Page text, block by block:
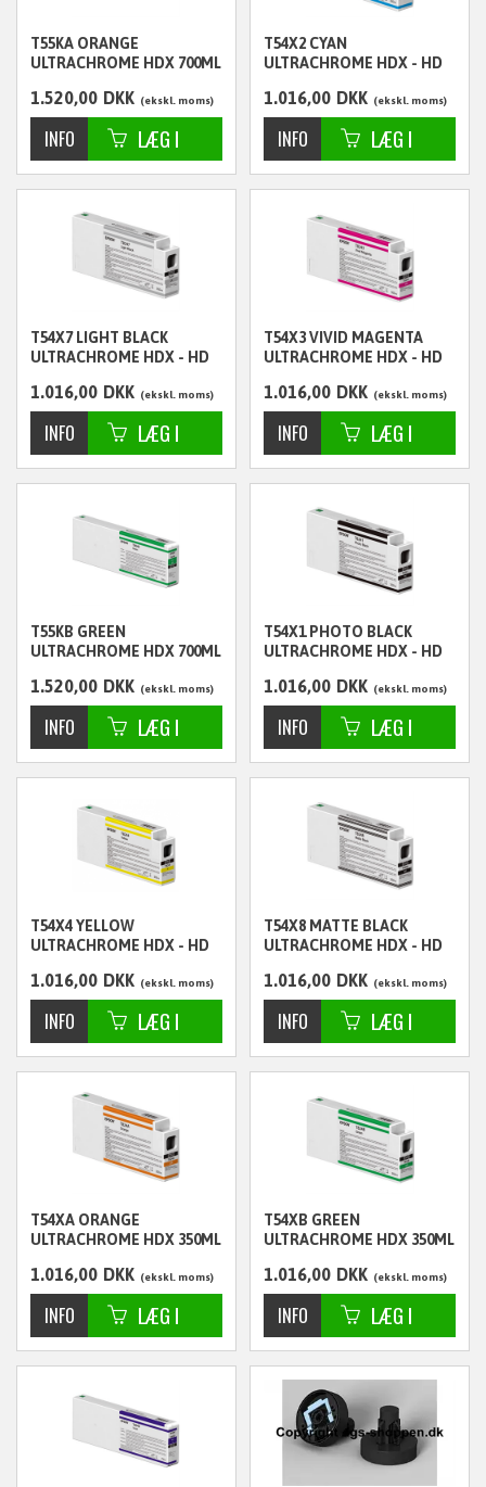
T55KA ORANGE
ULTRACHROME HDX 700ML
1.520,00 DKK ekskl. moms
T54X2 CYAN
ULTRACHROME HDX - HD
1.016,00 DKK ekskl. moms
T54X7 LIGHT BLACK
ULTRACHROME HDX - HD
1.016,00 DKK ekskl. moms
T54X3 VIVID MAGENTA
ULTRACHROME HDX - HD
1.016,00 DKK ekskl. moms
T55KB GREEN
ULTRACHROME HDX 700ML
1.520,00 DKK ekskl. moms
T54X1 PHOTO BLACK
ULTRACHROME HDX - HD
1.016,00 DKK ekskl. moms
T54X4 YELLOW
ULTRACHROME HDX - HD
1.016,00 DKK ekskl. moms
T54X8 MATTE BLACK
ULTRACHROME HDX - HD
1.016,00 DKK ekskl. moms
T54XA ORANGE
ULTRACHROME HDX 350ML
1.016,00 DKK ekskl. moms
T54XB GREEN
ULTRACHROME HDX 350ML
1.016,00 DKK ekskl. moms